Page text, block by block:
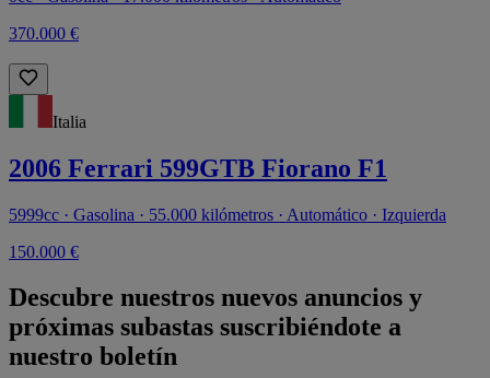
370.000 €
Italia
2006 Ferrari 599GTB Fiorano F1
5999cc · Gasolina · 55.000 kilómetros · Automático · Izquierda
150.000 €
Descubre nuestros nuevos anuncios y
próximas subastas suscribiéndote a
nuestro boletín